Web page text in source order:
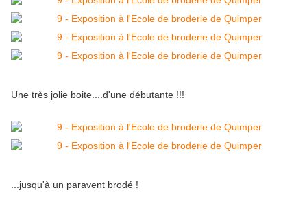
Une très jolie boite....d'une débutante !!!
...jusqu'à un paravent brodé !